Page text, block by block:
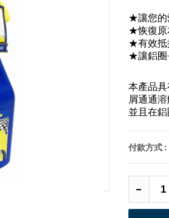
★讓您的
★恢復原
★有效抵
★讓鋁圈
本產品
屑通通溶
並且在
付款方式 :